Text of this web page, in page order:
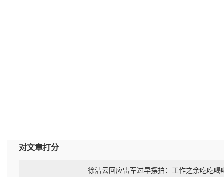
对文章打分
徐洁云回应雷军过早摆拍：工作之余吃吃喝